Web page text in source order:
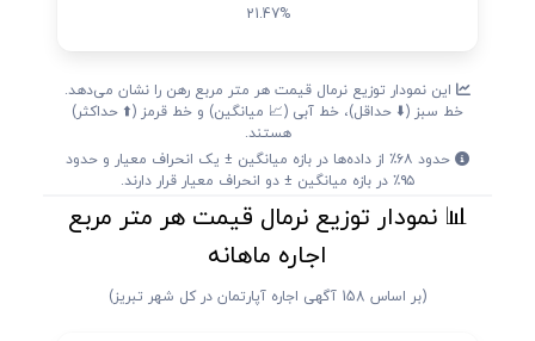
21.47%
این نمودار توزیع نرمال قیمت هر متر مربع رهن را نشان می‌دهد.
خط سبز (⬇️ حداقل)، خط آبی (📈 میانگین) و خط قرمز (⬆️ حداکثر)
هستند.
حدود ۶۸٪ از داده‌ها در بازه میانگین ± یک انحراف معیار و حدود
۹۵٪ در بازه میانگین ± دو انحراف معیار قرار دارند.
📊 نمودار توزیع نرمال قیمت هر متر مربع
اجاره ماهانه
(بر اساس 158 آگهی اجاره آپارتمان در کل شهر تبریز)